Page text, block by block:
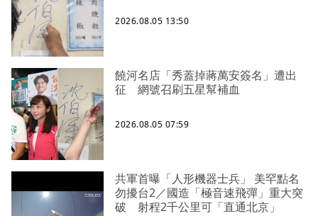
2026.08.05 13:50
饒河名店「秀蓋掉蔣萬安簽名」遭出
征 網號召刷五星幫補血
2026.08.05 07:59
共軍首曝「人形機器士兵」 美罕點名
勿擾台2／國造「極音速飛彈」重大突
破 射程2千公里可「直通北京」